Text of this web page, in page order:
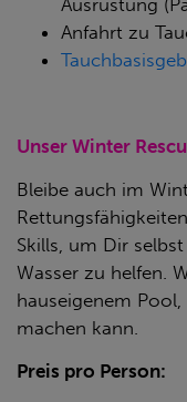
Ausrüstung
Anfahrt zu
Unser Winter
Bleibe auch im
Skills, um Dir
Wasser zu helfen.
hauseigenem
machen kann.
Preis pro Person: